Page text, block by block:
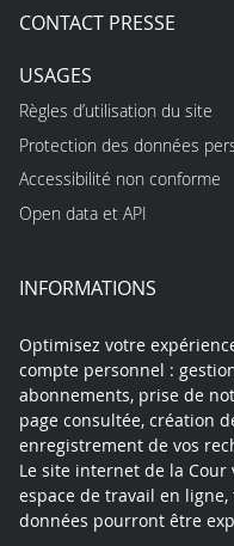
CONTACT PRESSE
USAGES
Règles d’utilisation du site
Protection des données
Accessibilité non conforme
Open data et API
INFORMATIONS
Optimisez votre
compte personnel :
abonnements, prise de
page consultée, création
enregistrement de vos
Le site internet de la
espace de travail en
données pourront être